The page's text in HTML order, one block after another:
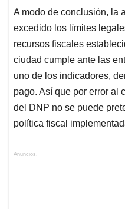
A modo de conclusión, la
excedido los límites
recursos fiscales
ciudad cumple ante las
uno de los indicadores,
pago. Así que por error al
del DNP no se puede
política fiscal
Anuncios.